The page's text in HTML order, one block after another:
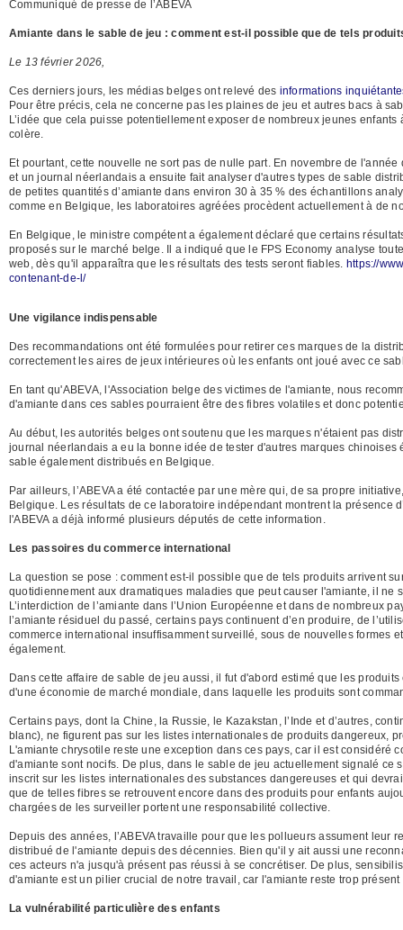
Communiqué de presse de l’ABEVA
Amiante dans le sable de jeu : comment est-il possible que de tels
Le 13 février 2026,
Ces derniers jours, les médias belges ont relevé des informations
Pour être précis, cela ne concerne pas les plaines de jeu et autres bacs à
L’idée que cela puisse potentiellement exposer de nombreux jeunes
colère.
Et pourtant, cette nouvelle ne sort pas de nulle part. En novembre de
et un journal néerlandais a ensuite fait analyser d'autres types de sable
de petites quantités d’amiante dans environ 30 à 35 % des échantillons
comme en Belgique, les laboratoires agréées procèdent actuellement à de
En Belgique, le ministre compétent a également déclaré que certains
proposés sur le marché belge. Il a indiqué que le FPS Economy analyse
web, dès qu'il apparaîtra que les résultats des tests seront fiables. https://
contenant-de-l/
Une vigilance indispensable
Des recommandations ont été formulées pour retirer ces marques de la
correctement les aires de jeux intérieures où les enfants ont joué avec ce
En tant qu'ABEVA, l'Association belge des victimes de l'amiante, nous
d'amiante dans ces sables pourraient être des fibres volatiles et donc
Au début, les autorités belges ont soutenu que les marques n'étaient pas
journal néerlandais a eu la bonne idée de tester d'autres marques
sable également distribués en Belgique.
Par ailleurs, l’ABEVA a été contactée par une mère qui, de sa propre
Belgique. Les résultats de ce laboratoire indépendant montrent la présence
l'ABEVA a déjà informé plusieurs députés de cette information.
Les passoires du commerce international
La question se pose : comment est-il possible que de tels produits arrivent
quotidiennement aux dramatiques maladies que peut causer l'amiante, il
L’interdiction de l’amiante dans l’Union Européenne et dans de nombreux
l’amiante résiduel du passé, certains pays continuent d’en produire, de
commerce international insuffisamment surveillé, sous de nouvelles formes
également.
Dans cette affaire de sable de jeu aussi, il fut d'abord estimé que les
d'une économie de marché mondiale, dans laquelle les produits sont
Certains pays, dont la Chine, la Russie, le Kazakstan, l’Inde et d’autres,
blanc), ne figurent pas sur les listes internationales de produits dangereux,
L'amiante chrysotile reste une exception dans ces pays, car il est considéré
d'amiante sont nocifs. De plus, dans le sable de jeu actuellement signalé
inscrit sur les listes internationales des substances dangereuses et qui
que de telles fibres se retrouvent encore dans des produits pour enfants
chargées de les surveiller portent une responsabilité collective.
Depuis des années, l’ABEVA travaille pour que les pollueurs assument
distribué de l'amiante depuis des décennies. Bien qu'il y ait aussi une
ces acteurs n'a jusqu'à présent pas réussi à se concrétiser. De plus,
d'amiante est un pilier crucial de notre travail, car l'amiante reste trop
La vulnérabilité particulière des enfants